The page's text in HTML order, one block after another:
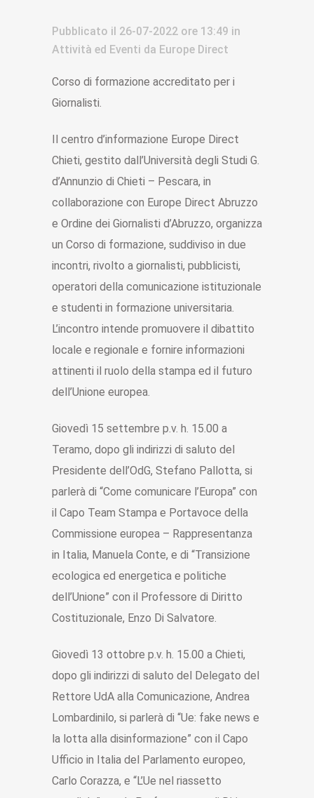
Pubblicato il 26-07-2022 ore 13:49 in
Attività ed Eventi da Europe Direct
Corso di formazione accreditato per i
Giornalisti.
Il centro d’informazione Europe Direct
Chieti, gestito dall’Università degli Studi G.
d’Annunzio di Chieti – Pescara, in
collaborazione con Europe Direct Abruzzo
e Ordine dei Giornalisti d’Abruzzo, organizza
un Corso di formazione, suddiviso in due
incontri, rivolto a giornalisti, pubblicisti,
operatori della comunicazione istituzionale
e studenti in formazione universitaria.
L’incontro intende promuovere il dibattito
locale e regionale e fornire informazioni
attinenti il ruolo della stampa ed il futuro
dell’Unione europea.
Giovedì 15 settembre p.v. h. 15.00 a
Teramo, dopo gli indirizzi di saluto del
Presidente dell’OdG, Stefano Pallotta, si
parlerà di “Come comunicare l’Europa” con
il Capo Team Stampa e Portavoce della
Commissione europea – Rappresentanza
in Italia, Manuela Conte, e di “Transizione
ecologica ed energetica e politiche
dell’Unione” con il Professore di Diritto
Costituzionale, Enzo Di Salvatore.
Giovedì 13 ottobre p.v. h. 15.00 a Chieti,
dopo gli indirizzi di saluto del Delegato del
Rettore UdA alla Comunicazione, Andrea
Lombardinilo, si parlerà di “Ue: fake news e
la lotta alla disinformazione” con il Capo
Ufficio in Italia del Parlamento europeo,
Carlo Corazza, e “L’Ue nel riassetto